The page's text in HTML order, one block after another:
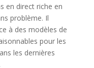
en direct riche en
problème. Il
à des modèles de
pour les
les dernières